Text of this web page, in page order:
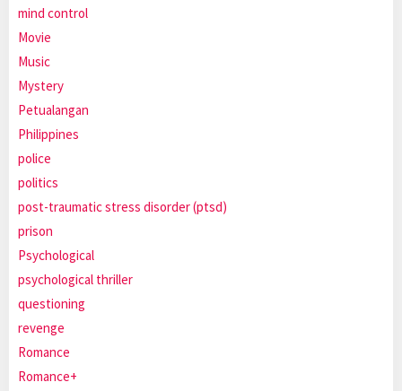
mind control
Movie
Music
Mystery
Petualangan
Philippines
police
politics
post-traumatic stress disorder (ptsd)
prison
Psychological
psychological thriller
questioning
revenge
Romance
Romance+